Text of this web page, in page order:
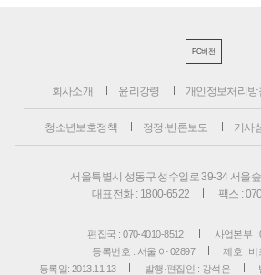
PC버전
회사소개 윤리강령 개인정보처리방
청소년보호정책 정정·반론보도 기사
서울특별시 성동구 성수일로 39-34 서울
대표전화 : 1800-6522
팩스 :
편집국 : 070-4010-8512
사업본부 :
등록번호 : 서울 아 02897
제호 : 비
등록일: 2013.11.13
발행·편집인 : 강석운